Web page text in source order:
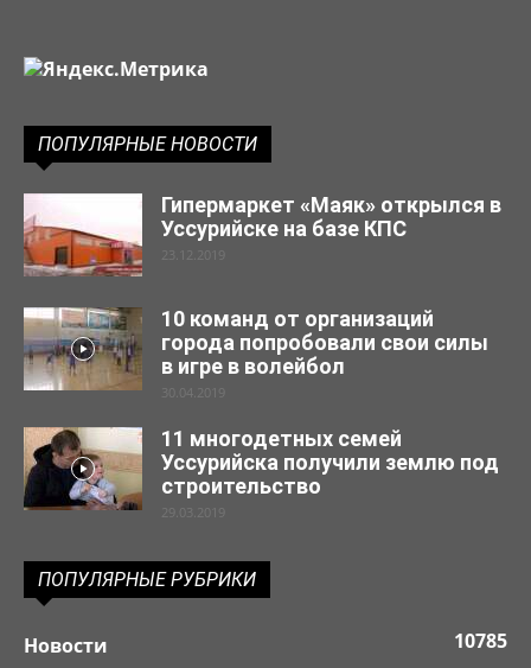
ПОПУЛЯРНЫЕ НОВОСТИ
Гипермаркет «Маяк» открылся в
Уссурийске на базе КПС
23.12.2019
10 команд от организаций
города попробовали свои силы
в игре в волейбол
30.04.2019
11 многодетных семей
Уссурийска получили землю под
строительство
29.03.2019
ПОПУЛЯРНЫЕ РУБРИКИ
Новости
10785